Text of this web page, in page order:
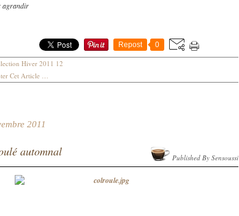
agrandir
Repost 0
Hiver 2011 12
Cet Article …
2011
automnal Published By Sensoussi